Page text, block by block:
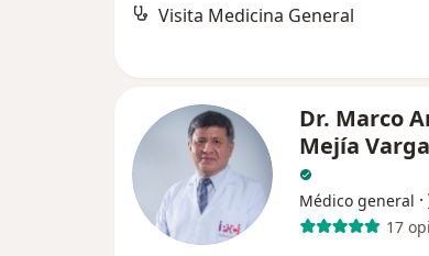
Visita Medicina General
Dr. Marco
Mejía
Médico general ·
17